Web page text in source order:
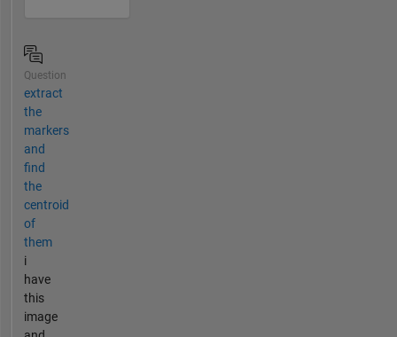
Question
extract
the
markers
and
find
the
centroid
of
them
i
have
this
image